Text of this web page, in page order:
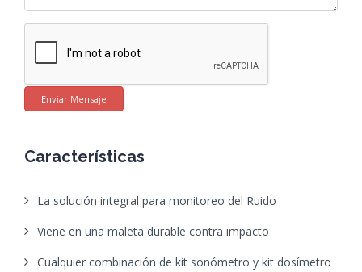
Enviar Mensaje
Características
La solución integral para monitoreo del Ruido
Viene en una maleta durable contra impacto
Cualquier combinación de kit sonómetro y kit dosímetro